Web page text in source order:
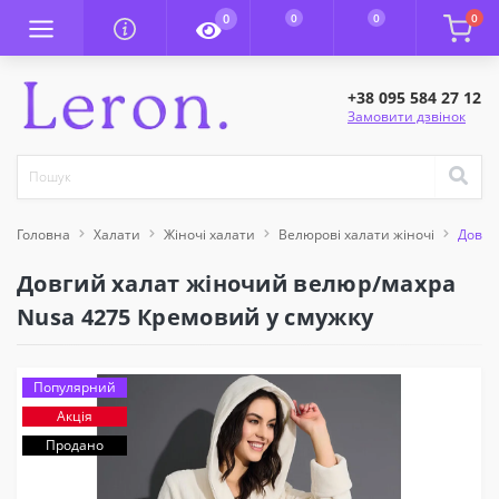
0 0 0 0
+38 095 584 27 12
Замовити дзвінок
Головна Халати Жіночі халати Велюрові халати жіночі
Довгий халат жіночий велюр/махра
Nusa 4275 Кремовий у смужку
Популярний
Акція
Продано